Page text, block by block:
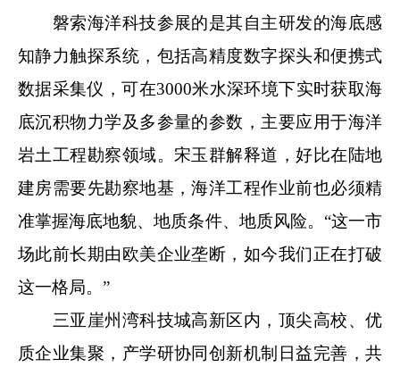
磐索海洋科技参展的是其自主研发的海底感
知静力触探系统，包括高精度数字探头和便携式
数据采集仪，可在3000米水深环境下实时获取海
底沉积物力学及多参量的参数，主要应用于海洋
岩土工程勘察领域。宋玉群解释道，好比在陆地
建房需要先勘察地基，海洋工程作业前也必须精
准掌握海底地貌、地质条件、地质风险。“这一市
场此前长期由欧美企业垄断，如今我们正在打破
这一格局。”
三亚崖州湾科技城高新区内，顶尖高校、优
质企业集聚，产学研协同创新机制日益完善，共